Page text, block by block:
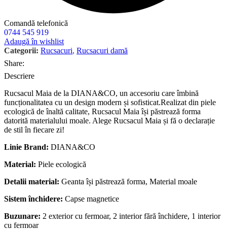
Comandă telefonică
0744 545 919
Adaugă în wishlist
Categorii: Rucsacuri, Rucsacuri damă
Share:
Descriere
Rucsacul Maia de la DIANA&CO, un accesoriu care îmbină
funcționalitatea cu un design modern și sofisticat.Realizat din piele
ecologică de înaltă calitate, Rucsacul Maia își păstrează forma
datorită materialului moale. Alege Rucsacul Maia și fă o declarație
de stil în fiecare zi!
Linie Brand: DIANA&CO
Material: Piele ecologică
Detalii material: Geanta își păstrează forma, Material moale
Sistem închidere: Capse magnetice
Buzunare: 2 exterior cu fermoar, 2 interior fără închidere, 1 interior
cu fermoar